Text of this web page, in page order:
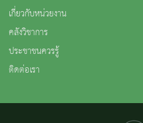
เกี่ยวกับหน่วยงาน
คลังวิชาการ
ประชาชนควรรู้
ติดต่อเรา